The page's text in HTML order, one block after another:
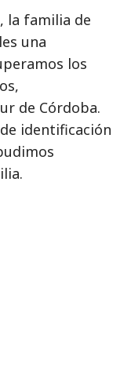
la familia de
una
los
de Córdoba.
identificación